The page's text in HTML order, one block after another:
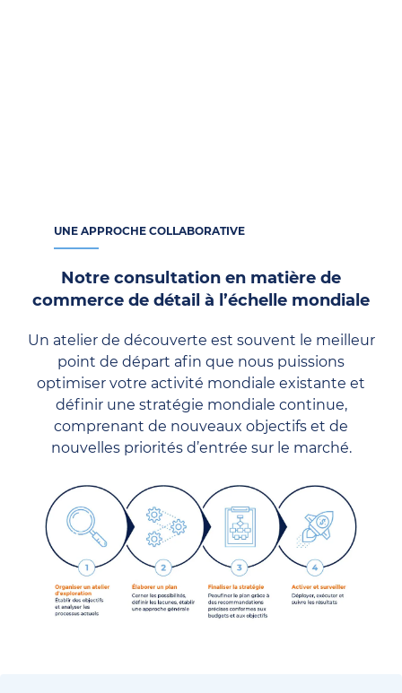
UNE APPROCHE COLLABORATIVE
Notre consultation en matière de
commerce de détail à l’échelle mondiale
Un atelier de découverte est souvent le meilleur
point de départ afin que nous puissions
optimiser votre activité mondiale existante et
définir une stratégie mondiale continue,
comprenant de nouveaux objectifs et de
nouvelles priorités d’entrée sur le marché.